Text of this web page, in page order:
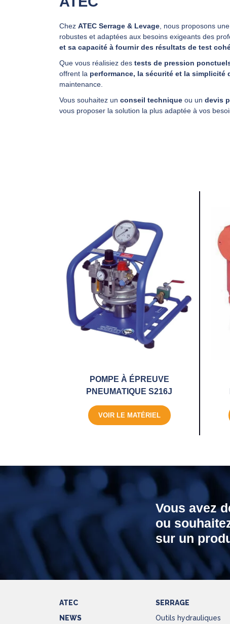
Chez ATEC Serrage & Levage , nous proposons
robustes et adaptées aux besoins exigeants des
et sa capacité à fournir des résultats de test
Que vous réalisiez des tests de pression
offrent la performance, la sécurité et la simplicité
maintenance.
Vous souhaitez un conseil technique ou un devis
vous proposer la solution la plus adaptée à vos
POMPE À ÉPREUVE
PNEUMATIQUE S216J
VOIR LE MATÉRIEL
Vous avez
ou
sur un
ATEC
NEWS
SERRAGE
Outils hydrauliques